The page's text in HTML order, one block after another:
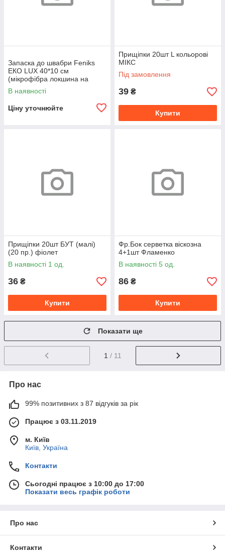
Запаска до швабри Feniks
ЕКО LUX 40*10 см
(мікрофібра локшина на
підкладці)
В наявності
Ціну уточнюйте
Прищіпки 20шт L кольорові
МІКС
Під замовлення
39 ₴
Купити
Прищіпки 20шт БУТ (малі)
(20 пр.) фіолет
В наявності 1 од.
36 ₴
Купити
Фр.Бок серветка віскозна
4+1шт Фламенко
В наявності 5 од.
86 ₴
Купити
Показати ще
1 / 11
Про нас
99% позитивних з 87 відгуків за рік
Працює з 03.11.2019
м. Київ
Київ, Україна
Контакти
Сьогодні працює з 10:00 до 17:00
Показати весь графік роботи
Про нас
Контакти